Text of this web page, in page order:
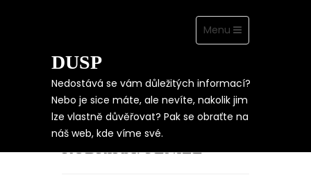
Toggle
navigation
Menu
DUSP
Nedostává se vám důležitých informací?
Nebo je sice máte, ale nevíte, nakolik jim
lze vlastně důvěřovat? Pak se obraťte na
náš web, kde víme své.
RUBRIKA:PENÍZE